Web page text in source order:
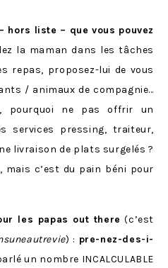
hors liste – que vous pouvez
la maman dans les tâches
repas, proposez-lui de vous
/ animaux de compagnie…
pourquoi ne pas offrir un
services pressing, traiteur,
livraison de plats surgelés ?
mais c’est du pain béni pour
les papas out there (c’est
) : pre-nez-des-i-
un nombre INCALCULABLE